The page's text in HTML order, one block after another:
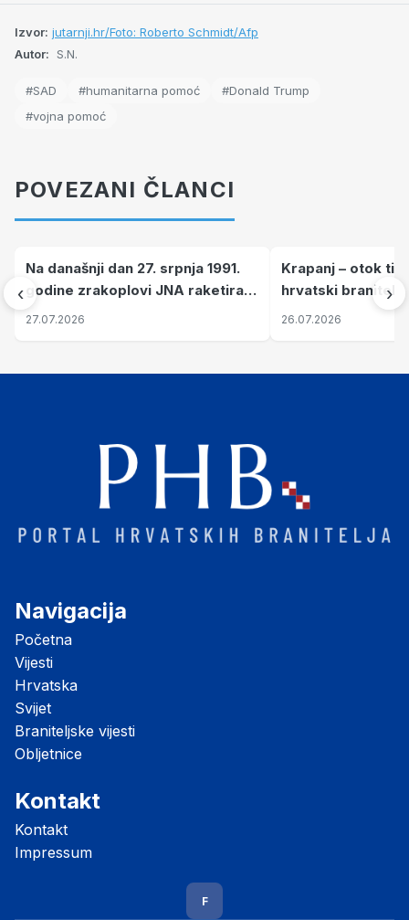
Izvor: jutarnji.hr/Foto: Roberto Schmidt/Afp
Autor: S.N.
#SAD #humanitarna pomoć
#Donald Trump
#vojna pomoć
POVEZANI ČLANCI
‹
Na današnji dan 27. srpnja 1991.
godine zrakoplovi JNA raketirali
su vojarnu i obučni centar "Nikola
27.07.2026
Krapanj – otok
hrvatski branitelji
pronalaze mir
26.07.2026
›
Navigacija
Početna
Vijesti
Hrvatska
Svijet
Braniteljske vijesti
Obljetnice
Kontakt
Kontakt
Impressum
F